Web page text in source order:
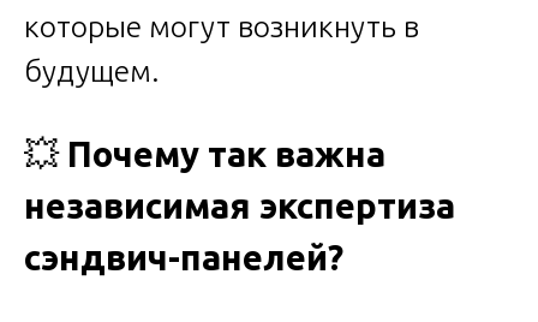
которые могут возникнуть в
будущем.
💥 Почему так важна
независимая экспертиза
сэндвич-панелей?